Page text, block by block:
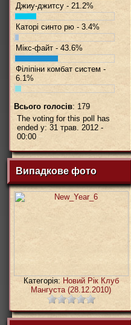
Джиу-джитсу - 21.2%
Каторі синто рю - 3.4%
Мікс-файт - 43.6%
Філіпіни комбат систем -
6.1%
Всього голосів: 179
The voting for this poll has
ended у: 31 трав. 2012 -
00:00
Випадкове фото
Категорія: Новий Рік Клуб
Мангуста (28.12.2010)